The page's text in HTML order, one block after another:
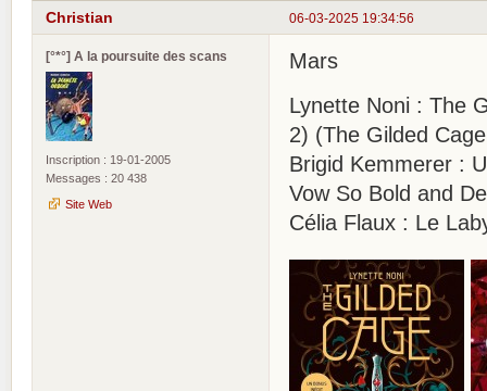
06-03-2025 19:34:56
Christian
[°*°] A la poursuite des scans
Inscription : 19-01-2005
Messages : 20 438
Site Web
Mars
Lynette Noni : The
2) (The Gilded
Brigid Kemmerer :
Vow So Bold and
Célia Flaux : Le